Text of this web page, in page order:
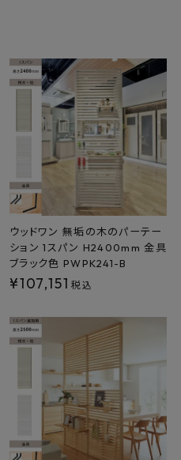
ウッドワン 無垢の木のパーテー
ション 1スパン H2400mm 金具
ブラック色 PWPK241-B
¥107,151 税込